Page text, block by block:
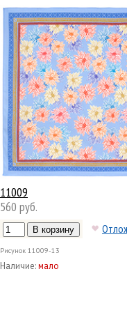
11009
560 руб.
Рисунок 11009-13
Наличие:мало